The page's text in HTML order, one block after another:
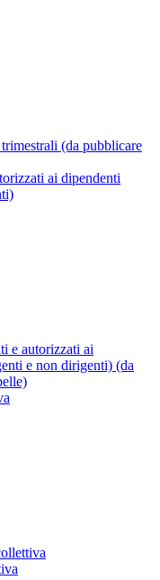
trimestrali (da pubblicare
ai dipendenti
e autorizzati ai
e non dirigenti) (da